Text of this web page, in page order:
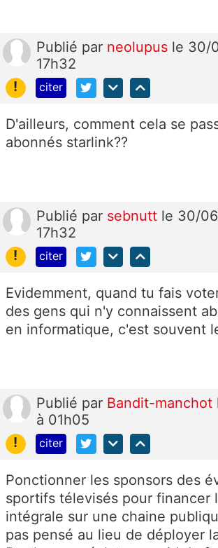
Publié par neolupus le 30/
17h32
!
citer
D'ailleurs, comment cela se
abonnés starlink??
Publié par sebnutt le 30/
17h32
!
citer
Evidemment, quand tu fais
des gens qui n'y connaissent
en informatique, c'est souvent
Publié par Bandit-manchot
à 01h05
!
citer
Ponctionner les sponsors des
sportifs télevisés pour financer
intégrale sur une chaine
pas pensé au lieu de déployer